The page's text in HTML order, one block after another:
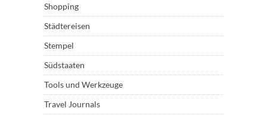
Shopping
Städtereisen
Stempel
Südstaaten
Tools und Werkzeuge
Travel Journals